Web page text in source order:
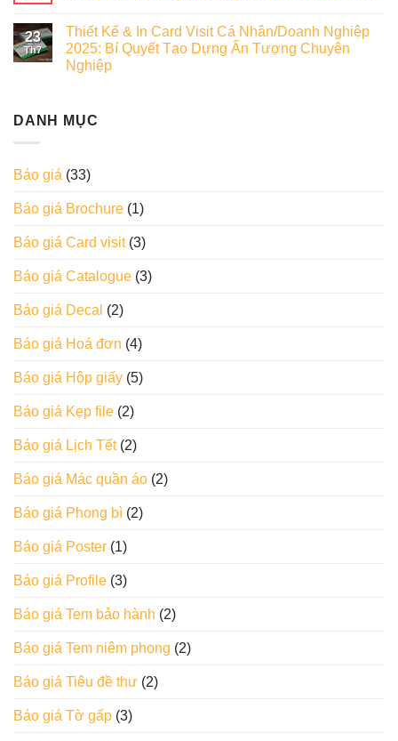
23
Th7
Thiết Kế & In Card Visit Cá Nhân/Doanh Nghiệp
2025: Bí Quyết Tạo Dựng Ấn Tượng Chuyên
Nghiệp
DANH MỤC
Báo giá (33)
Báo giá Brochure (1)
Báo giá Card visit(3)
Báo giá Catalogue (3)
Báo giá Decal (2)
Báo giá Hoá đơn (4)
Báo giá Hộp giấy (5)
Báo giá Kẹp file (2)
Báo giá Lịch Tết(2)
Báo giá Mác quần áo (2)
Báo giá Phong bì (2)
Báo giá Poster (1)
Báo giá Profile (3)
Báo giá Tem bảo hành (2)
Báo giá Tem niêm phong (2)
Báo giá Tiêu đề thư (2)
Báo giá Tờ gấp (3)